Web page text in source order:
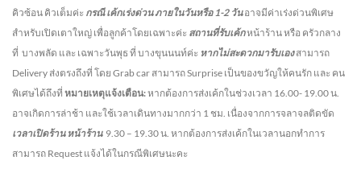
คิวซ้อน คิวเต็มค่ะ กรณี เค้กเร่งด่วนภายในวันหรือ1-2 วัน อาจมีค่าเร่งด่วนพิเศษ
สำหรับเปิดเตาใหญ่ เพื่อลูกค้าโดยเฉพาะค่ะ สถานที่รับเค้กหน้าร้าน หรือ ครัวกลาง
ที่ บางพลัด และ เฉพาะวันพุธ ที่ บางขุนนนท์ค่ะ หากไม่สะดวกมารับเองสามารถ
Delivery ส่งตรงถึงที่ โดย Grab car สามารถ Surprise เป็นของขวัญให้คนรัก และ คน
พิเศษได้ถึงที่ หมายเหตุแจ้งเตือน:หากต้องการส่งเค้กในช่วงเวลา 16.00- 19.00 น.
อาจเกิดการล่าช้า และใช้เวลาเดินทางมากกว่า 1 ชม. เนื่องจากการจลาจลติดขัด
เวลาเปิดร้าน หน้าร้าน 9.30 – 19.30 น. หากต้องการส่งเค้กในเวลานอกทำการ
สามารถ Request แจ้งได้ในกรณีพิเศษนะคะ